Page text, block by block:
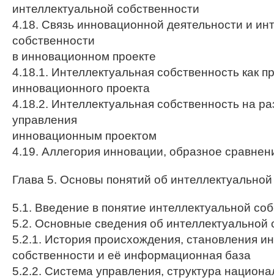
интеллектуальной собственности
4.18. Связь инновационной деятельности и
собственности
в инновационном проекте
4.18.1. Интеллектуальная собственность как
инновационного проекта
4.18.2. Интеллектуальная собственность на
управления
инновационным проектом
4.19. Аллегория инновации, образное
Глава 5. Основы понятий об
5.1. Введение в понятие интеллектуальной
5.2. Основные сведения об интеллектуальной
5.2.1. История происхождения, становления
собственности и её информационная база
5.2.2. Система управления, структура